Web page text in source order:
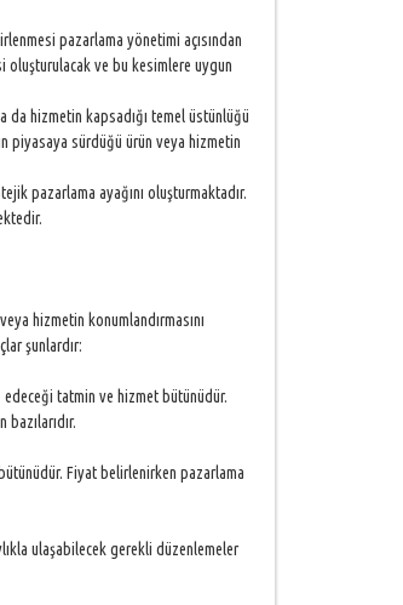
pazarlama yönetimi açısından
ve bu kesimlere uygun
hizmetin kapsadığı temel üstünlüğü
piyasaya sürdüğü ürün veya hizmetin
pazarlama ayağını oluşturmaktadır.
hizmetin konumlandırmasını
şunlardır:
tatmin ve hizmet bütünüdür.
Fiyat belirlenirken pazarlama
ulaşabilecek gerekli düzenlemeler